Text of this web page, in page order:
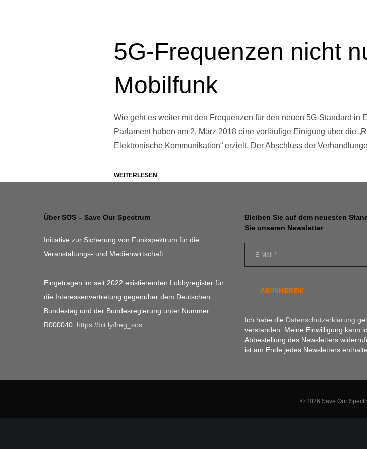
5G-Frequenzen nicht
Mobilfunk
Wie geht es weiter mit den Frequenzen für den neuen 5G-Standard
Parlament haben am 2. März 2018 eine vorläufige Einigung über die
Elektronische Kommunikation“ erzielt. Der Abschluss der
WEITERLESEN
Über SOS – Save Our Spectrum
Initiative zur Sicherung von Funkspektrum für die
Veranstaltungs- und Medienwirtschaft.
Eingetragen im seit 2022 existierenden Lobbyregister für
die Interessenvertretung gegenüber dem Deutschen
Bundestag und der Bundesregierung unter Nummer
R000040. https://bit.ly/lreg_sos
Bleiben Sie auf dem neuesten
Sie unseren Newsletter
Ich habe die Datenschutzerklärung
verstanden. Meine Einwilligung kann
Abbestellung des Newsletters
ist am Ende jedes Newsletters
© 2026 Save Our